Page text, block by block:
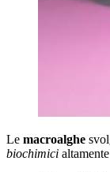
Le macroalghe
biochimici altamente